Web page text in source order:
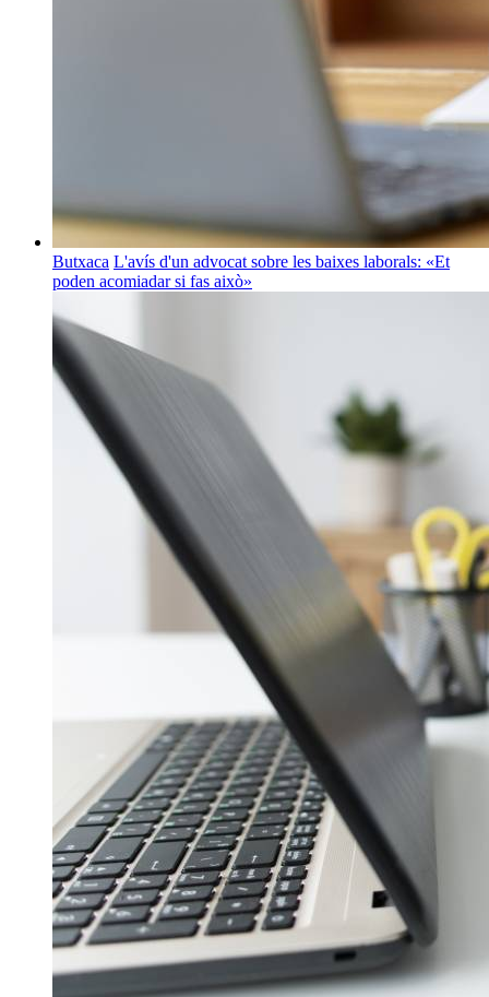
Butxaca L'avís d'un advocat sobre les baixes laborals: «Et
poden acomiadar si fas això»